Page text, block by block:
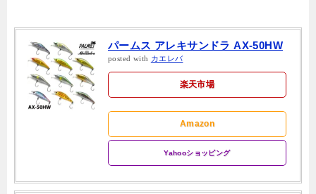
パームス アレキサンドラ AX-50HW
posted with カエレバ
楽天市場
Amazon
Yahooショッピング